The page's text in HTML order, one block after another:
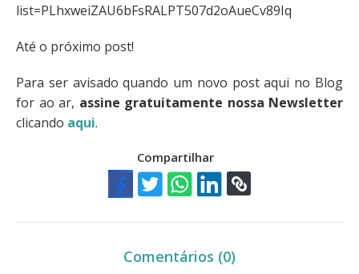
list=PLhxweiZAU6bFsRALPT507d2oAueCv89Iq
Até o próximo post!
Para ser avisado quando um novo post aqui no Blog
for ao ar, assine gratuitamente nossa Newsletter
clicando aqui.
Compartilhar
Comentários (0)